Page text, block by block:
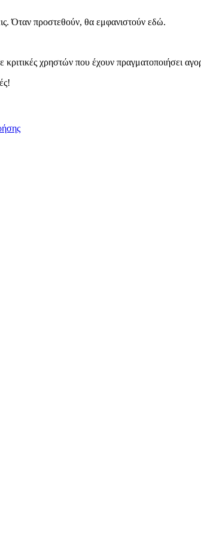
Όταν προστεθούν, θα εμφανιστούν εδώ.
κριτικές χρηστών που έχουν πραγματοποιήσει